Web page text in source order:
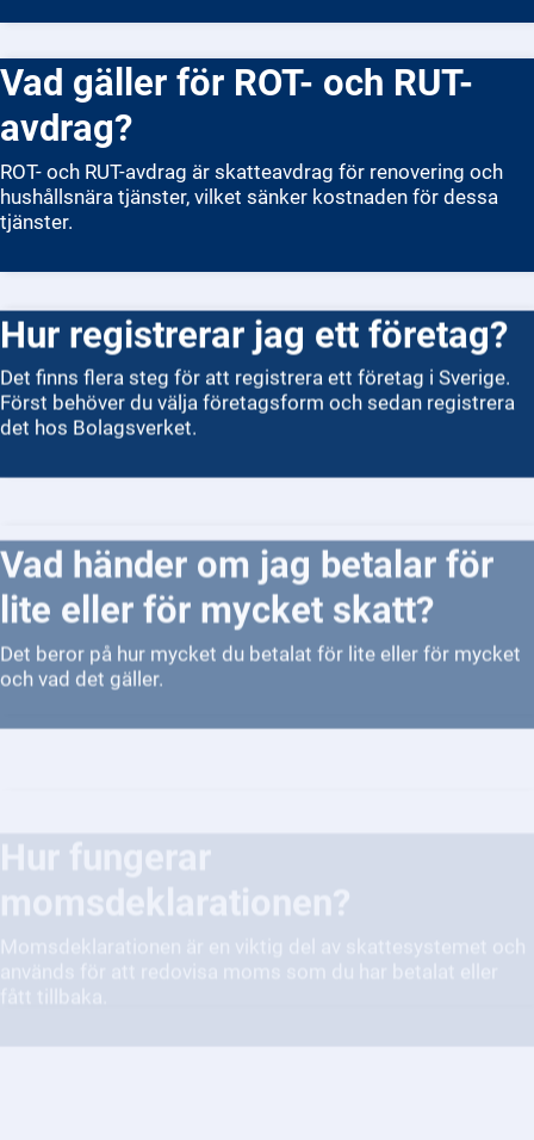
Vad gäller för ROT- och RUT-
avdrag?
ROT- och RUT-avdrag är skatteavdrag för renovering och
hushållsnära tjänster, vilket sänker kostnaden för dessa
tjänster.
Hur registrerar jag ett företag?
Det finns flera steg för att registrera ett företag i Sverige.
Först behöver du välja företagsform och sedan registrera
det hos Bolagsverket.
Vad händer om jag betalar för
lite eller för mycket skatt?
Det beror på hur mycket du betalat för lite eller för mycket
och vad det gäller.
momsdeklarationen?
Momsdeklarationen är en viktig del av skattesystemet och
används för att redovisa moms som du har betalat eller